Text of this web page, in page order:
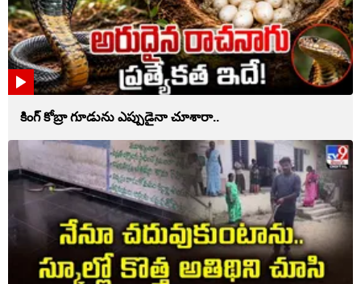
కింగ్ కోబ్రా గూడును ఎప్పుడైనా చూశారా..